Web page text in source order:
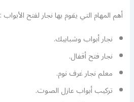
أهم المهام التي يقوم بها نجار لفتح الأبواب :
نجار أبواب وشبابيك.
نجار فتح أقفال.
معلم نجار غرف نوم.
تركيب أبواب عازل الصوت.